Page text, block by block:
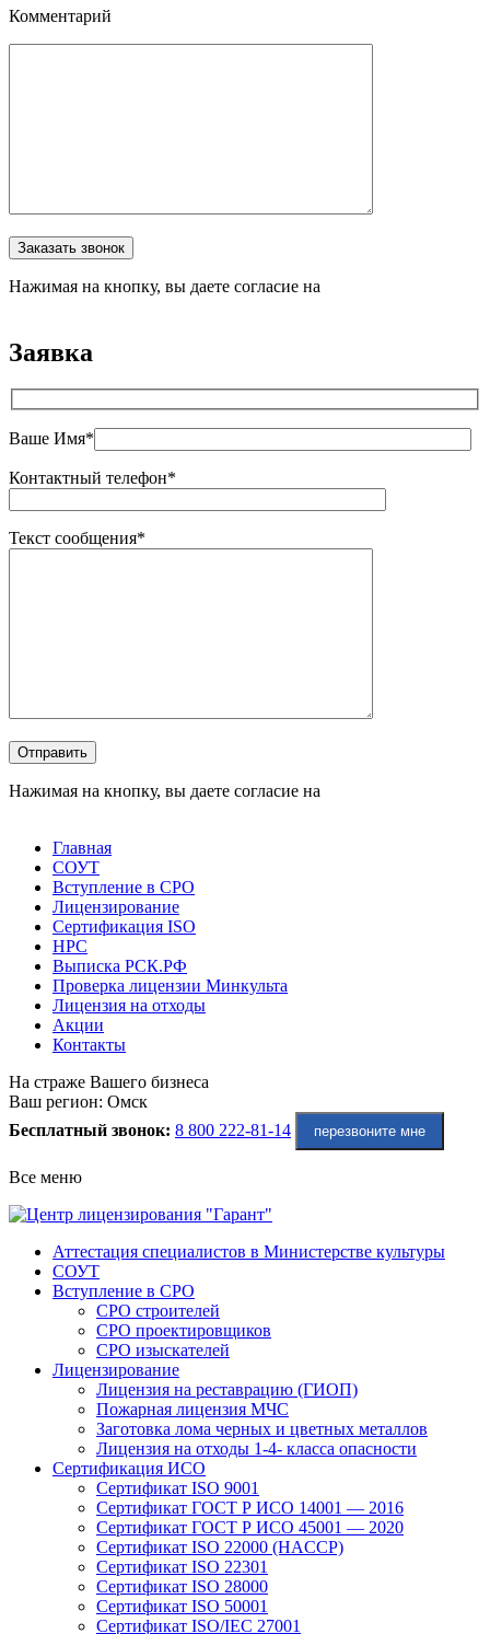
Комментарий
Оставьте это поле пустым.
Заказать звонок
Нажимая на кнопку, вы даете согласие на
Заявка
Ваше Имя*
Контактный телефон*
Текст сообщения*
Оставьте это поле пустым.
Отправить
Нажимая на кнопку, вы даете согласие на
Главная
СОУТ
Вступление в СРО
Лицензирование
Сертификация ISO
НРС
Выписка РСК.РФ
Проверка лицензии Минкульта
Лицензия на отходы
Акции
Контакты
На страже Вашего бизнеса
Ваш регион: Омск
Бесплатный звонок: 8 800 222-81-14 перезвоните мне
Все меню
Аттестация специалистов в Министерстве культуры
СОУТ
Вступление в СРО
СРО строителей
СРО проектировщиков
СРО изыскателей
Лицензирование
Лицензия на реставрацию (ГИОП)
Пожарная лицензия МЧС
Заготовка лома черных и цветных металлов
Лицензия на отходы 1-4- класса опасности
Сертификация ИСО
Сертификат ISO 9001
Сертификат ГОСТ Р ИСО 14001 — 2016
Сертификат ГОСТ Р ИСО 45001 — 2020
Сертификат ISO 22000 (HACCP)
Сертификат ISO 22301
Сертификат ISO 28000
Сертификат ISO 50001
Сертификат ISO/IEC 27001